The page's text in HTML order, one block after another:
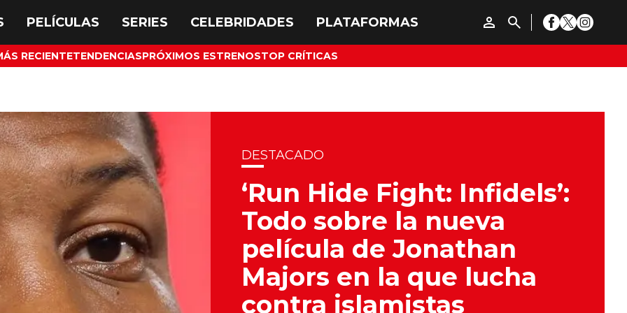
RECIENTETENDENCIASPRÓXIMOS ESTRENOSTOP CRÍTICAS
DESTACADO
‘Run Hide Fight: Infidels’:
Todo sobre la nueva
película de Jonathan
Majors en la que lucha
contra islamistas